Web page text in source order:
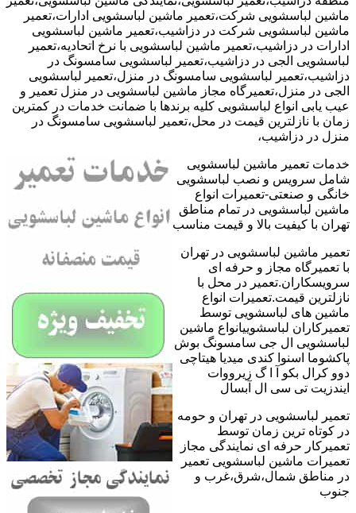
ماشین لباسشویی شرکت،تعمیر ماشین لباسشویی ادارات،تعمیر
ماشین لباسشویی شرکت در دزاشیب،تعمیر ماشین لباسشویی
ادارات در دزاشیب،تعمیر ماشین لباسشویی با نرخ اتحادیه،تعمیر
لباسشویی الجی در دزاشیب،تعمیر لباسشویی سامسونگ در
دزاشیب،تعمیر لباسشویی سامسونگ در منزل،تعمیر لباسشویی
الجی در منزل،تعمیرگاه مجاز ماشین لباسشویی در منزل تعمیر و
عیب یابی انواع لباسشویی کلیه برندها با ضمانت خدمات در کمترین
زمان با نازلترین قیمت در محل،تعمیر لباسشویی سامسونگ در
منزل در دزاشیب،
خدمات تعمیر ماشین لباسشویی
شامل سرویس و نصب لباسشویی
خانگی و صنعتی-تعمیرات انواع
ماشین لباسشویی در تمام مناطق
تهران با کیفیت بالا و قیمت مناسب
تعمیر ماشین لباسشویی در تهران
با تعمیرگاه مجاز و حرفه ای
سرویسکاران.تعمیر در محل با
نازلترین قیمت.تعمیرات انواع
ماشین های لباسشویی توسط
تعمیرکاران لباسشوییانواع ماشین
لباسشویی ال جی سامسونگ بوش
پاکشوما اسنوا کندی میدیا هیتاچی
دوو کرال بکو آ ا گ زیرووات
ایندزیت تی سی ال آبسال
تعمیر لباسشویی در تهران و حومه
در کوتاه ترین زمان توسط
تعمیرکار حرفه ای نمایندگی مجاز
تعمیرات ماشین لباسشویی تعمیر
در مناطق شمال،شرق،غرب و
جنوب